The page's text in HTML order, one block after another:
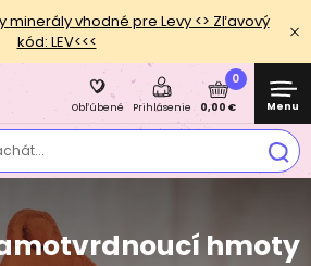
minerály vhodné pre Levy <> Zľavový
kód: LEV<<<
Obľúbené Prihlásenie
0
0,00 € Menu
hmoty